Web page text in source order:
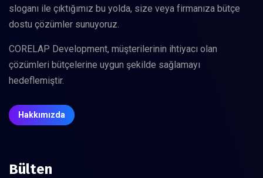
sloganı ile çıktığımız bu yolda, size veya firmanıza bütçe
dostu çözümler sunuyoruz.
CORELAP Development, müşterilerinin ihtiyacı olan
çözümleri bütçelerine uygun şekilde sağlamayı
hedeflemiştir.
Hakkımızda
Bülten